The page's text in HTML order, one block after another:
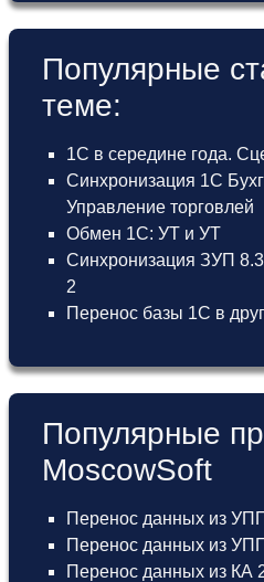
Популярные
теме:
1С в середине года.
Синхронизация 1С
Управление торговлей
Обмен 1С: УТ и УТ
Синхронизация ЗУП
2
Перенос базы 1С в
Популярные
MoscowSoft
Перенос данных из
Перенос данных из
Перенос данных из КА